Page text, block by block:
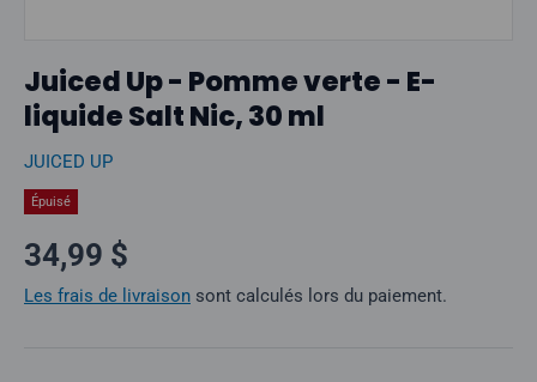
Juiced Up - Pomme verte - E-
liquide Salt Nic, 30 ml
JUICED UP
Épuisé
Prix normal
34,99 $
Les frais de livraison sont calculés lors du paiement.